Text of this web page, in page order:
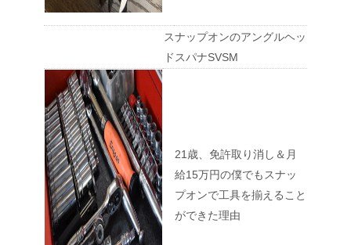
スナップオンのアングルヘッ
ドスパナSVSM
21歳、免許取り消し＆月
給15万円の僕でもスナッ
プオンで工具を揃えること
ができた理由